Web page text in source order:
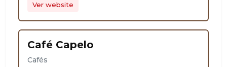
Ver website
Café Capelo
Cafés